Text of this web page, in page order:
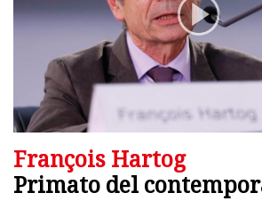
François Hartog
Primato del